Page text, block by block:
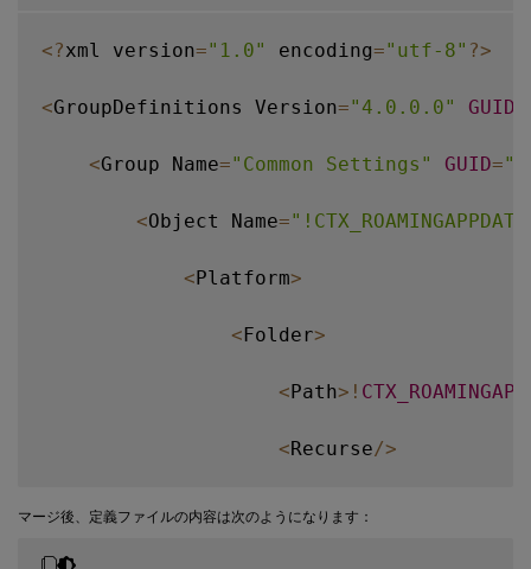
<?xml version="1.0" encoding="utf-8" ?>
<GroupDefinitions Version="4.0.0.0" GUID
<Group Name="Common Settings" GUID=
<Object Name=
<Platform>
<Folder>
<Path> !
<Recurse/>
<
マージ後、定義ファイルの内容は次のようになります：